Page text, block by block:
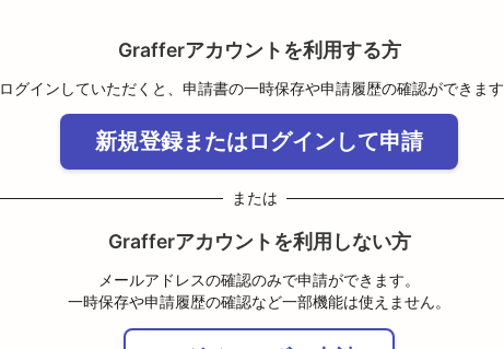
Grafferアカウントを利用する方
ログインしていただくと、申請書の一時保存や申請履歴の確認ができます
新規登録またはログインして申請
または
Grafferアカウントを利用しない方
メールアドレスの確認のみで申請ができます。
一時保存や申請履歴の確認など一部機能は使えません。